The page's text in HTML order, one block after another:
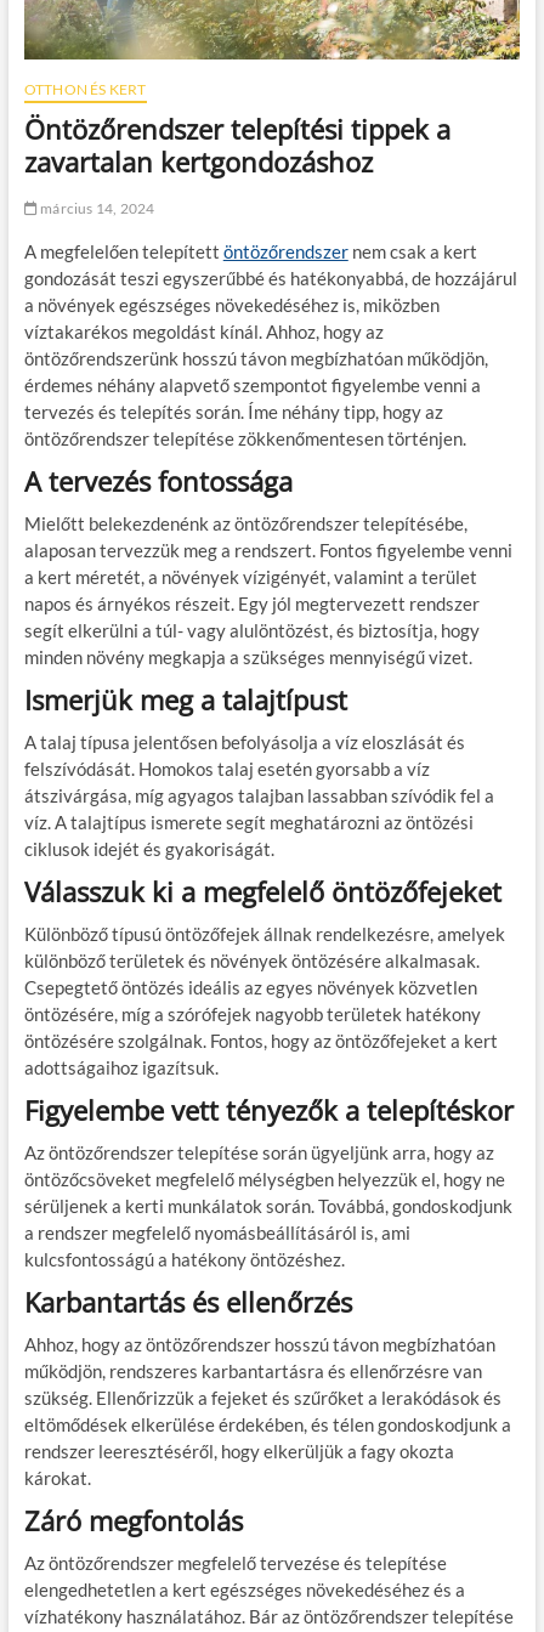
OTTHON ÉS KERT
Öntözőrendszer telepítési tippek a
zavartalan kertgondozáshoz
március 14, 2024
A megfelelően telepített öntözőrendszernem csak a kert
gondozását teszi egyszerűbbé és hatékonyabbá, de hozzájárul
a növények egészséges növekedéséhez is, miközben
víztakarékos megoldást kínál. Ahhoz, hogy az
öntözőrendszerünk hosszú távon megbízhatóan működjön,
érdemes néhány alapvető szempontot figyelembe venni a
tervezés és telepítés során. Íme néhány tipp, hogy az
öntözőrendszer telepítése zökkenőmentesen történjen.
A tervezés fontossága
Mielőtt belekezdenénk az öntözőrendszer telepítésébe,
alaposan tervezzük meg a rendszert. Fontos figyelembe venni
a kert méretét, a növények vízigényét, valamint a terület
napos és árnyékos részeit. Egy jól megtervezett rendszer
segít elkerülni a túl- vagy alulöntözést, és biztosítja, hogy
minden növény megkapja a szükséges mennyiségű vizet.
Ismerjük meg a talajtípust
A talaj típusa jelentősen befolyásolja a víz eloszlását és
felszívódását. Homokos talaj esetén gyorsabb a víz
átszivárgása, míg agyagos talajban lassabban szívódik fel a
víz. A talajtípus ismerete segít meghatározni az öntözési
ciklusok idejét és gyakoriságát.
Válasszuk ki a megfelelő öntözőfejeket
Különböző típusú öntözőfejek állnak rendelkezésre, amelyek
különböző területek és növények öntözésére alkalmasak.
Csepegtető öntözés ideális az egyes növények közvetlen
öntözésére, míg a szórófejek nagyobb területek hatékony
öntözésére szolgálnak. Fontos, hogy az öntözőfejeket a kert
adottságaihoz igazítsuk.
Figyelembe vett tényezők a telepítéskor
Az öntözőrendszer telepítése során ügyeljünk arra, hogy az
öntözőcsöveket megfelelő mélységben helyezzük el, hogy ne
sérüljenek a kerti munkálatok során. Továbbá, gondoskodjunk
a rendszer megfelelő nyomásbeállításáról is, ami
kulcsfontosságú a hatékony öntözéshez.
Karbantartás és ellenőrzés
Ahhoz, hogy az öntözőrendszer hosszú távon megbízhatóan
működjön, rendszeres karbantartásra és ellenőrzésre van
szükség. Ellenőrizzük a fejeket és szűrőket a lerakódások és
eltömődések elkerülése érdekében, és télen gondoskodjunk a
rendszer leeresztéséről, hogy elkerüljük a fagy okozta
károkat.
Záró megfontolás
Az öntözőrendszer megfelelő tervezése és telepítése
elengedhetetlen a kert egészséges növekedéséhez és a
vízhatékony használatához. Bár az öntözőrendszer telepítése